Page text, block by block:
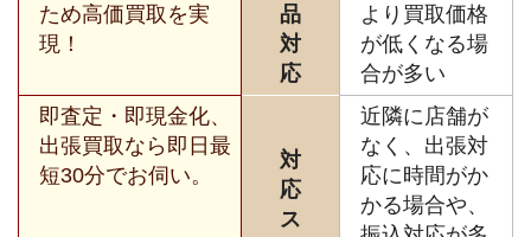
ため高価買取を実
現！
品
対
応
より買取価格
が低くなる場
合が多い
即査定・即現金化、
出張買取なら即日最
短30分でお伺い。
対
応
ス
近隣に店舗が
なく、出張対
応に時間がか
かる場合や、